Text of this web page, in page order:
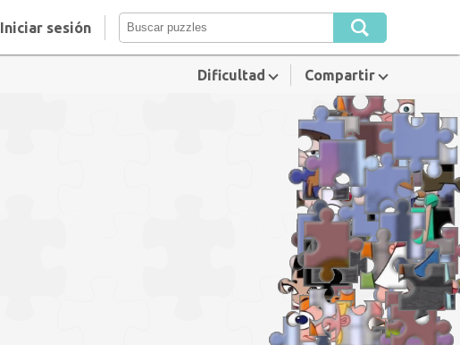
Iniciar sesión
Dificultad Compartir